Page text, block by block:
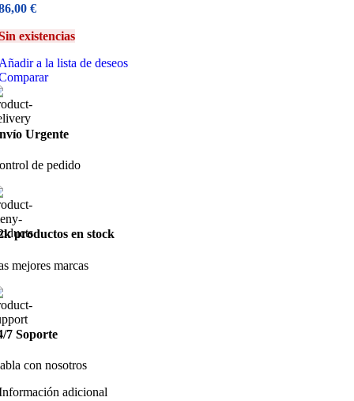
€
existencias
a la lista de deseos
Urgente
de pedido
productos en stock
mejores marcas
7 Soporte
con nosotros
adicional